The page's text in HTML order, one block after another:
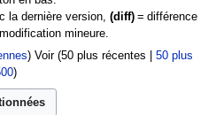
la dernière version, (diff)= différence
mineure.
) Voir (50 plus récentes
50 plus
)